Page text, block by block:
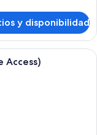
y disponibilidad
de hotel con una cama
Access)